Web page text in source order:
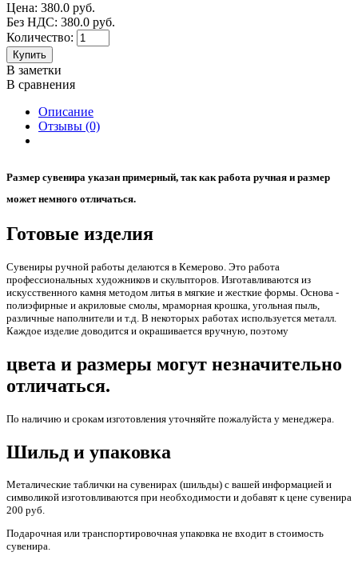
Цена: 380.0 руб.
Без НДС: 380.0 руб.
Количество:
Купить
В заметки
В сравнения
Описание
Отзывы (0)
​Размер сувенира указан примерный, так как работа ручная и размер
может немного отличаться.
Готовые изделия
Сувениры ручной работы делаются в Кемерово. Это работа
профессиональных художников и скульпторов. Изготавливаются из
искусственного камня методом литья в мягкие и жесткие формы. Основа -
полиэфирные и акриловые смолы, мраморная крошка, угольная пыль,
различные наполнители и т.д. В некоторых работах используется металл.
Каждое изделие доводится и окрашивается вручную, поэтому
цвета и размеры могут незначительно
отличаться.
По наличию и срокам изготовления уточняйте пожалуйста у менеджера.
Шильд и упаковка
Металические таблички на сувенирах (шильды) с вашей информацией и
символикой изготовливаются при необходимости и добавят к цене сувенира
200 руб.
Подарочная или транспортировочная упаковка не входит в стоимость
сувенира.